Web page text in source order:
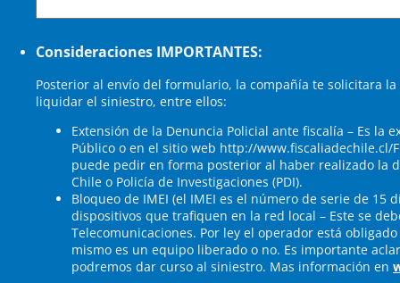
Consideraciones IMPORTANTES:
Posterior al envío del formulario, la compañía te solicitara
liquidar el siniestro, entre ellos:
Extensión de la Denuncia Policial ante fiscalía – Es la
Público o en el sitio web http://www.fiscaliadechile.cl/
puede pedir en forma posterior al haber realizado la
Chile o Policía de Investigaciones (PDI).
Bloqueo de IMEI (el IMEI es el número de serie de 15
dispositivos que trafiquen en la red local – Este se
Telecomunicaciones. Por ley el operador está
mismo es un equipo liberado o no. Es importante
podremos dar curso al siniestro. Mas información en